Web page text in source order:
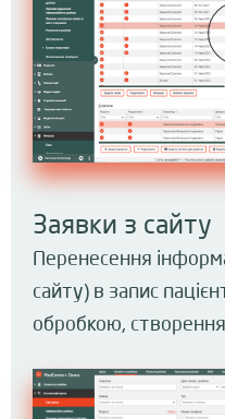
Заявки з сайту
Перенесення
сайту) в запис
обробкою,